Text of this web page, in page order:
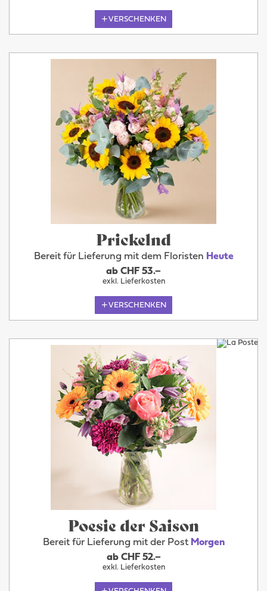
VERSCHENKEN
Prickelnd
Bereit für Lieferung mit dem Floristen Heute
ab CHF 53.–
exkl. Lieferkosten
VERSCHENKEN
Poesie der Saison
Bereit für Lieferung mit der Post Morgen
ab CHF 52.–
exkl. Lieferkosten